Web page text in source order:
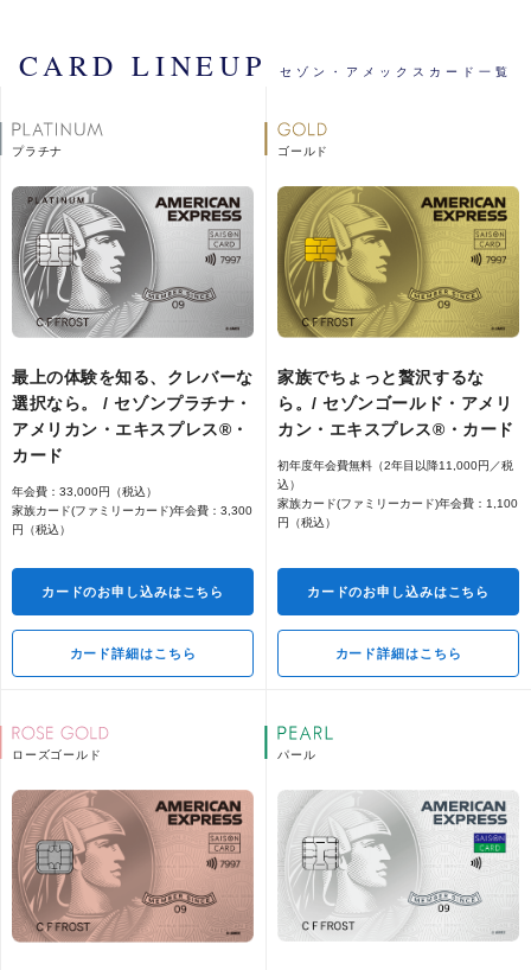
旅行に関するサービス
ショッピングご利用で自動的にマイ
ルがたまるサービス「SAISON MILE
CLUB」
海外でステッカーのある世界中のC
お引き出し可能
プライオリティ・パス
国内の主要空港ラウンジを無料でご
利用
海外・国内の旅行中の事故について
補償「海外・国内旅行傷害保険」
国際線手荷物宅配サービスご優待
CARD LINEUP セゾン・アメックスカード一覧
プラチナ
最上の体験を知る、クレバーな
選択なら。 / セゾンプラチナ・
アメリカン・エキスプレス®・
カード
年会費：33,000円（税込）
家族カード(ファミリーカード)年会費：3,300
円（税込）
カードのお申し込みはこちら
カード詳細はこちら
ゴールド
家族でちょっと贅沢するな
ら。/ セゾンゴールド・アメリ
カン・エキスプレス®・カード
初年度年会費無料（2年目以降11,000円／税
込）
家族カード(ファミリーカード)年会費：1,100
円（税込）
カードのお申し込みはこちら
カード詳細はこちら
ローズゴールド パール